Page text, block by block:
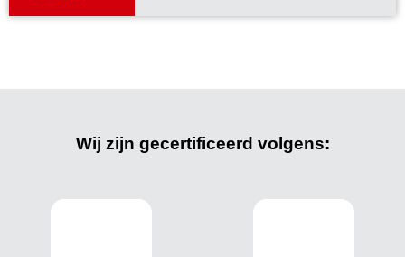
Wij zijn gecertificeerd volgens: